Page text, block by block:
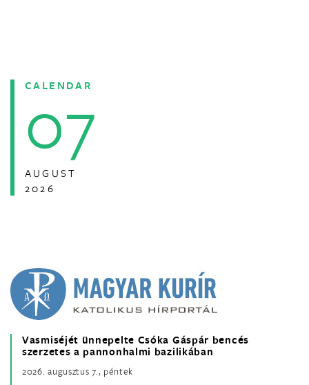
CALENDAR
07
AUGUST
2026
Vasmiséjét ünnepelte Csóka Gáspár bencés
szerzetes a pannonhalmi bazilikában
2026. augusztus 7., péntek